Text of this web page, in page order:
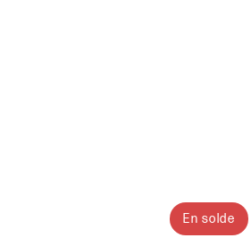
En solde